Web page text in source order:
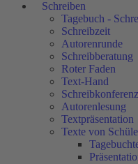
Schreiben
Tagebuch -
Schreibzeit
Autorenrunde
Schreibberatung
Roter Faden
Text-Hand
Schreibkonferenz
Autorenlesung
Textpräsentation
Texte von